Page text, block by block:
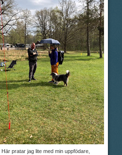
Här pratar jag lite med min uppfödare,